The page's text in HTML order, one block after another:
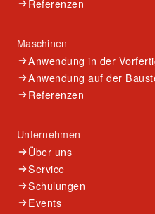
Referenzen
Maschinen
Anwendung in der
Anwendung auf der
Referenzen
Unternehmen
Über uns
Service
Schulungen
Events